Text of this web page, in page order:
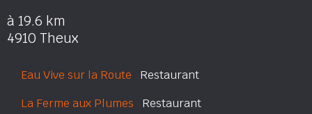
à 19.6 km
4910 Theux
Eau Vive sur la Route Restaurant
La Ferme aux Plumes Restaurant